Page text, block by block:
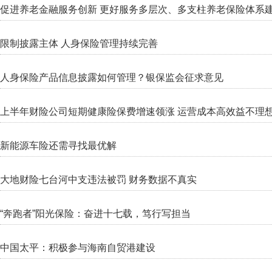
促进养老金融服务创新 更好服务多层次、多支柱养老保险体系
限制披露主体 人身保险管理持续完善
人身保险产品信息披露如何管理？银保监会征求意见
上半年财险公司短期健康险保费增速领涨 运营成本高效益不理
新能源车险还需寻找最优解
大地财险七台河中支违法被罚 财务数据不真实
“奔跑者”阳光保险：奋进十七载，笃行写担当
中国太平：积极参与海南自贸港建设